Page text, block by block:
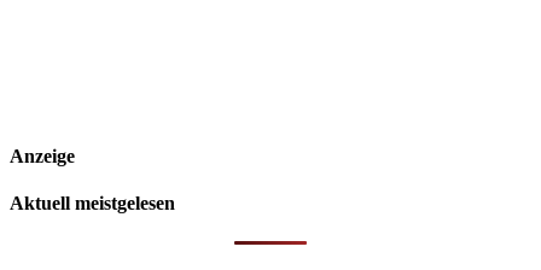
Anzeige
Aktuell meistgelesen